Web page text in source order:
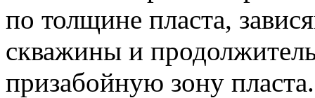
по толщине пласта,
скважины и
призабойную зону пласта.